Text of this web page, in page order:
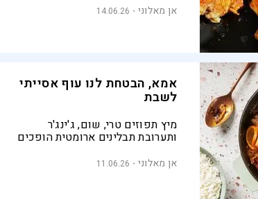
נמצא בשיטת ההכנה, לא ברשימת
אן מאלוני 14.06.26
אמא, הבטחת לנו עוף אסייתי
לשבת
מיץ תפוזים טרי, שום, ג'ינג'ר
ותערובת תבלינים ארומטית הופכים
טעמים אסייתיים, רוטב עשיר וניחוח
אן מאלוני 11.06.26